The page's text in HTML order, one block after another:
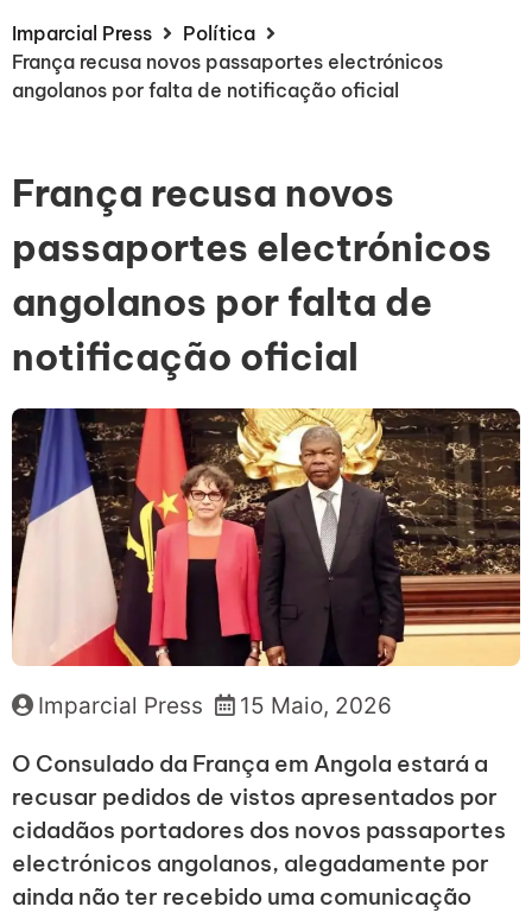
Imparcial Press
Política
França recusa novos passaportes electrónicos
angolanos por falta de notificação oficial
França recusa novos
passaportes electrónicos
angolanos por falta de
notificação oficial
Imparcial Press 15 Maio, 2026
O Consulado da França em Angola estará a
recusar pedidos de vistos apresentados por
cidadãos portadores dos novos passaportes
electrónicos angolanos, alegadamente por
ainda não ter recebido uma comunicação